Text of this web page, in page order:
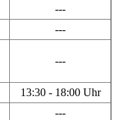
---
---
---
13:30 - 18:00 Uhr
---